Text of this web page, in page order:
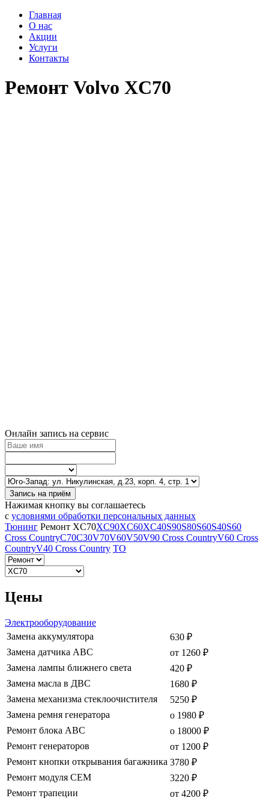
Главная
О нас
Акции
Услуги
Контакты
Ремонт Volvo XC70
Онлайн запись на сервис
Запись на приём
Нажимая кнопку вы соглашаетесь
с условиями обработки персональных данных
Тюнинг Ремонт XC70XC90XC60XC40S90S80S60S40S60
Cross CountryC70C30V70V60V50V90 Cross CountryV60 Cross
CountryV40 Cross Country ТО
Цены
Электрооборудование
Замена аккумулятора
630 ₽
Замена датчика ABC
от 1260 ₽
Замена лампы ближнего света
420 ₽
Замена масла в ДВС
1680 ₽
Замена механизма стеклоочистителя
5250 ₽
Замена ремня генератора
о 1980 ₽
Ремонт блока ABC
о 18000 ₽
Ремонт генераторов
от 1200 ₽
Ремонт кнопки открывания багажника 3780 ₽
Ремонт модуля СЕМ
3220 ₽
Ремонт трапеции
от 4200 ₽